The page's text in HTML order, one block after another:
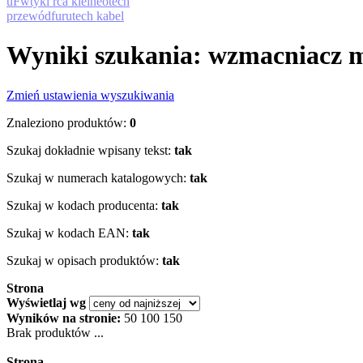
przewódfurutech kabel
Wyniki szukania: wzmacniacz
Zmień ustawienia wyszukiwania
Znaleziono produktów: 0
Szukaj dokładnie wpisany tekst: tak
Szukaj w numerach katalogowych: tak
Szukaj w kodach producenta: tak
Szukaj w kodach EAN: tak
Szukaj w opisach produktów: tak
Strona
Wyświetlaj wg
Wyników na stronie: 50 100 150
Brak produktów ...